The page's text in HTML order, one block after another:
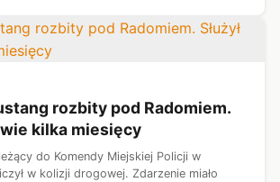
rozbity pod Radomiem.
kilka miesięcy
do Komendy Miejskiej Policji w
w kolizji drogowej. Zdarzenie miało